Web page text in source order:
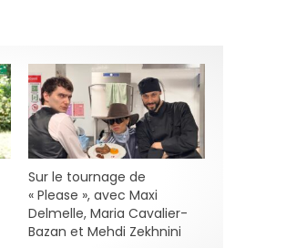
Sur le tournage de
« Please », avec Maxi
Delmelle, Maria Cavalier-
Bazan et Mehdi Zekhnini